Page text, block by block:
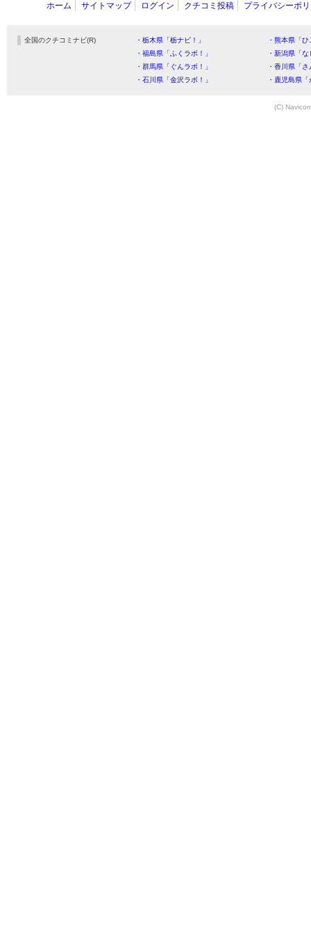
ホーム サイトマップ ログイン クチコミ投稿 プライバシーポ
全国のクチコミナビ(R) ・栃木県「栃ナビ！」
・熊本県「
・福島県「ふくラボ！」
・新潟県「
・群馬県「ぐんラボ！」
・香川県「
・石川県「金沢ラボ！」
・鹿児島県
(C)